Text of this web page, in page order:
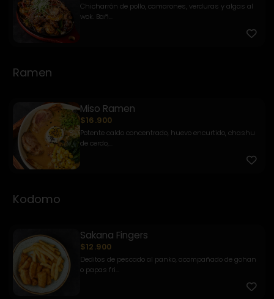
Chicharrón de pollo, camarones, verduras y algas al
wok. Bañ...
Ramen
Miso Ramen
$16.900
Potente caldo concentrado, huevo encurtido, chashu
de cerdo,...
Kodomo
Sakana Fingers
$12.900
Deditos de pescado al panko, acompañado de gohan
o papas fri...